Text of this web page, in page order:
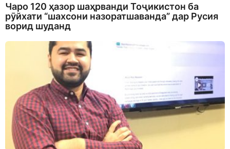
Чаро 120 ҳазор шаҳрванди Тоҷикистон ба
рӯйхати “шахсони назоратшаванда” дар Русия
ворид шуданд